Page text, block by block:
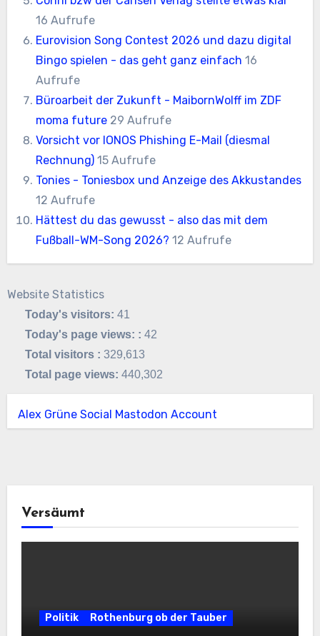
16 Aufrufe
Eurovision Song Contest 2026 und dazu digital
Bingo spielen - das geht ganz einfach 16
Aufrufe
Büroarbeit der Zukunft - MaibornWolff im ZDF
moma future 29 Aufrufe
Vorsicht vor IONOS Phishing E-Mail (diesmal
Rechnung) 15 Aufrufe
Tonies - Toniesbox und Anzeige des Akkustandes
12 Aufrufe
Hättest du das gewusst - also das mit dem
Fußball-WM-Song 2026? 12 Aufrufe
Website Statistics
Today's visitors:41
Today's page views: :42
Total visitors :329,613
Total page views:440,302
Alex Grüne Social Mastodon Account
Versäumt
Politik Rothenburg ob der Tauber